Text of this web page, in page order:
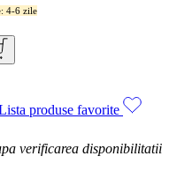
4-6 zile
produse favorite
verificarea disponibilitatii